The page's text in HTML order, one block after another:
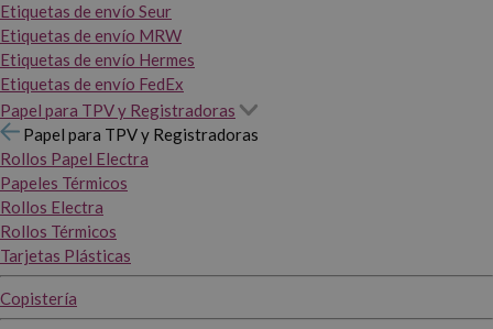
Etiquetas de envío Seur
Etiquetas de envío MRW
Etiquetas de envío Hermes
Etiquetas de envío FedEx
Papel para TPV y Registradoras
Papel para TPV y Registradoras
Rollos Papel Electra
Papeles Térmicos
Rollos Electra
Rollos Térmicos
Tarjetas Plásticas
Copistería